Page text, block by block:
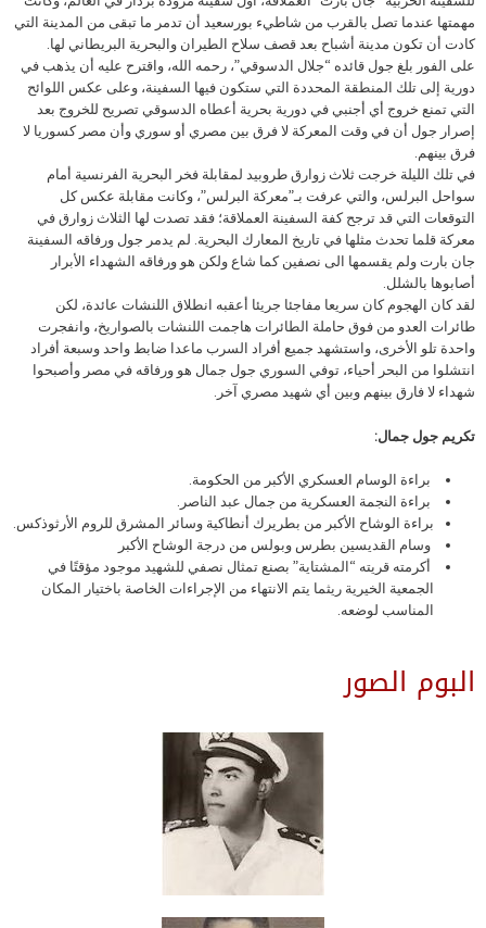
مهمتها عندما تصل بالقرب من شاطيء بورسعيد أن تدمر ما تبقى من المدينة التي
كادت أن تكون مدينة أشباح بعد قصف سلاح الطيران والبحرية البريطاني لها.
على الفور بلغ جول قائده “جلال الدسوقي”، رحمه الله، واقترح عليه أن يذهب في
دورية إلى تلك المنطقة المحددة التي ستكون فيها السفينة، وعلى عكس اللوائح
التي تمنع خروج أي أجنبي في دورية بحرية أعطاه الدسوقي تصريح للخروج بعد
إصرار جول أن في وقت المعركة لا فرق بين مصري أو سوري وأن مصر كسوريا لا
فرق بينهم.
في تلك الليلة خرجت ثلاث زوارق طروبيد لمقابلة فخر البحرية الفرنسية أمام
سواحل البرلس، والتي عرفت بـ”معركة البرلس”، وكانت مقابلة عكس كل
التوقعات التي قد ترجح كفة السفينة العملاقة؛ فقد تصدت لها الثلاث زوارق في
معركة قلما تحدث مثلها في تاريخ المعارك البحرية. لم يدمر جول ورفاقه السفينة
جان بارت ولم يقسمها الى نصفين كما شاع ولكن هو ورفاقه الشهداء الأبرار
أصابوها بالشلل.
لقد كان الهجوم كان سريعا مفاجئا جريئا أعقبه انطلاق اللنشات عائدة، لكن
طائرات العدو من فوق حاملة الطائرات هاجمت اللنشات بالصواريخ، وانفجرت
واحدة تلو الأخرى، واستشهد جميع أفراد السرب ماعدا ضابط واحد وسبعة أفراد
انتشلوا من البحر أحياء، توفي السوري جول جمال هو ورفاقه في مصر وأصبحوا
شهداء لا فارق بينهم وبين أي شهيد مصري آخر.
تكريم جول جمال:
براءة الوسام العسكري الأكبر من الحكومة.
براءة النجمة العسكرية من جمال عبد الناصر.
براءة الوشاح الأكبر من بطريرك أنطاكية وسائر المشرق للروم الأرثوذكس.
وسام القديسين بطرس وبولس من درجة الوشاح الأكبر
أكرمته قريته “المشتاية” بصنع تمثال نصفي للشهيد موجود مؤقتًا في
الجمعية الخيرية ريثما يتم الانتهاء من الإجراءات الخاصة باختيار المكان
المناسب لوضعه.
البوم الصور